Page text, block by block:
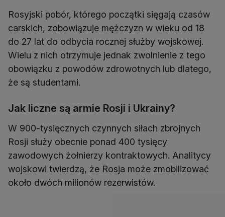
Rosyjski pobór, którego początki sięgają czasów
carskich, zobowiązuje mężczyzn w wieku od 18
do 27 lat do odbycia rocznej służby wojskowej.
Wielu z nich otrzymuje jednak zwolnienie z tego
obowiązku z powodów zdrowotnych lub dlatego,
że są studentami.
Jak liczne są armie Rosji i Ukrainy?
W 900-tysięcznych czynnych siłach zbrojnych
Rosji służy obecnie ponad 400 tysięcy
zawodowych żołnierzy kontraktowych. Analitycy
wojskowi twierdzą, że Rosja może zmobilizować
około dwóch milionów rezerwistów.